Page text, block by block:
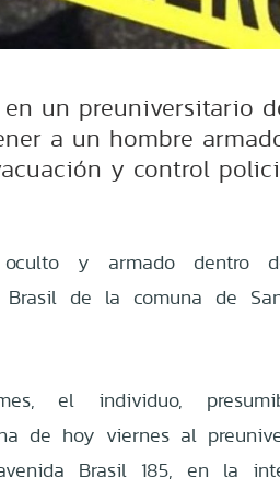
un preuniversitario
a un hombre
y control
y armado dentro
de la comuna de
el individuo,
de hoy viernes al
Brasil 185, en la